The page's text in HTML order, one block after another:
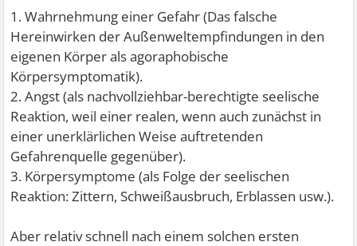
1. Wahrnehmung einer Gefahr (Das falsche
Hereinwirken der Außenweltempfindungen in den
eigenen Körper als agoraphobische
Körpersymptomatik).
2. Angst (als nachvollziehbar-berechtigte seelische
Reaktion, weil einer realen, wenn auch zunächst in
einer unerklärlichen Weise auftretenden
Gefahrenquelle gegenüber).
3. Körpersymptome (als Folge der seelischen
Reaktion: Zittern, Schweißausbruch, Erblassen usw.).
Aber relativ schnell nach einem solchen ersten